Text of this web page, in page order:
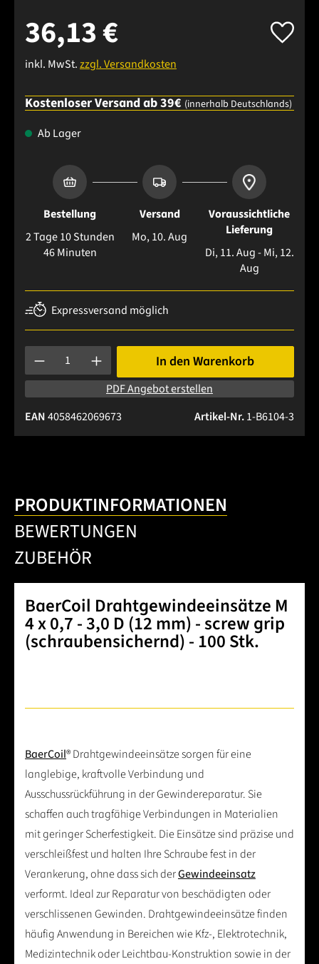
36,13 €
inkl. MwSt.zzgl. Versandkosten
Kostenloser Versand ab 39€ (innerhalb Deutschlands)
Ab Lager
Bestellung
2 Tage 10 Stunden
46 Minuten
Versand
Mo, 10. Aug
Voraussichtliche
Lieferung
Di, 11. Aug - Mi, 12.
Aug
Expressversand möglich
Produkt Anzahl: Gib den gewünschten Wert ein oder
In den Warenkorb
PDF Angebot erstellen
Artikel-Nr.1-B6104-3
EAN4058462069673
PRODUKTINFORMATIONEN
BEWERTUNGEN
ZUBEHÖR
BaerCoil Drahtgewindeeinsätze M
4 x 0,7 - 3,0 D (12 mm) - screw grip
(schraubensichernd) - 100 Stk.
BaerCoil® Drahtgewindeeinsätze sorgen für eine
langlebige, kraftvolle Verbindung und
Ausschussrückführung in der Gewindereparatur. Sie
schaffen auch tragfähige Verbindungen in Materialien
mit geringer Scherfestigkeit. Die Einsätze sind präzise und
verschleißfest und halten Ihre Schraube fest in der
Verankerung, ohne dass sich derGewindeeinsatz
verformt. Ideal zur Reparatur von beschädigten oder
verschlissenen Gewinden. Drahtgewindeeinsätze finden
häufig Anwendung in Bereichen wie Kfz-, Elektrotechnik,
Medizintechnik oder Leichtbau-Konstruktion sowie in der